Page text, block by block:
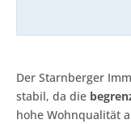
Der Starnberger
stabil, da die
hohe Wohnqualität